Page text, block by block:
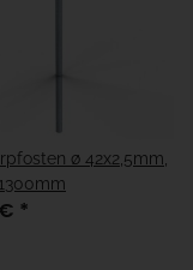
ø 42x2,5mm,
*